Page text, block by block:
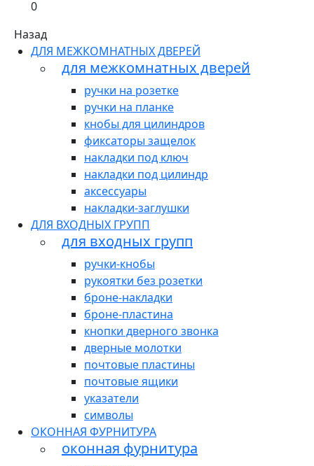
0
Назад
ДЛЯ МЕЖКОМНАТНЫХ ДВЕРЕЙ
для межкомнатных дверей
ручки на розетке
ручки на планке
кнобы для цилиндров
фиксаторы защелок
накладки под ключ
накладки под цилиндр
аксессуары
накладки-заглушки
ДЛЯ ВХОДНЫХ ГРУПП
для входных групп
ручки-кнобы
рукоятки без розетки
броне-накладки
броне-пластина
кнопки дверного звонка
дверные молотки
почтовые пластины
почтовые ящики
указатели
символы
ОКОННАЯ ФУРНИТУРА
оконная фурнитура